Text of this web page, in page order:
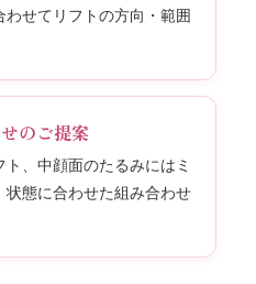
せてリフトの方向・範囲
のご提案
、中顔面のたるみにはミ
状態に合わせた組み合わせ